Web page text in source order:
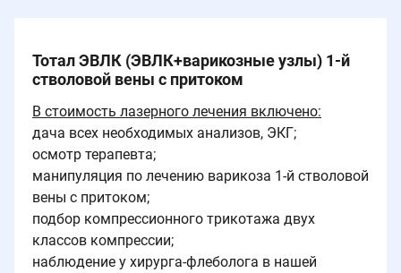
Тотал ЭВЛК (ЭВЛК+варикозные узлы) 1-й
стволовой вены с притоком
В стоимость лазерного лечения включено:
дача всех необходимых анализов, ЭКГ;
осмотр терапевта;
манипуляция по лечению варикоза 1-й стволовой
вены с притоком;
подбор компрессионного трикотажа двух
классов компрессии;
наблюдение у хирурга-флеболога в нашей